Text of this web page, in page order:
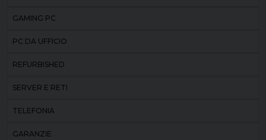
GAMING PC
PC DA UFFICIO
REFURBISHED
SERVER E RETI
TELEFONIA
GARANZIE